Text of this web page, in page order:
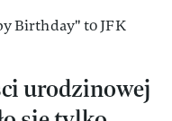
urodzinowej